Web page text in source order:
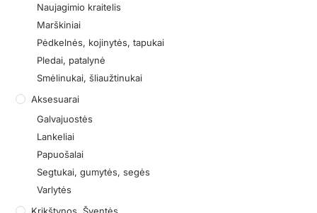
Naujagimio kraitelis
Marškiniai
Pėdkelnės, kojinytės, tapukai
Pledai, patalynė
Smėlinukai, šliaužtinukai
Aksesuarai
Galvajuostės
Lankeliai
Papuošalai
Segtukai, gumytės, segės
Varlytės